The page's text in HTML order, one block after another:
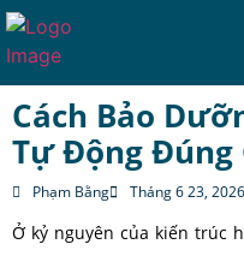
Cách Bảo
Tự Động Đúng
Phạm Bằng Tháng 6 23, 2026
Ở kỷ nguyên của kiến trúc